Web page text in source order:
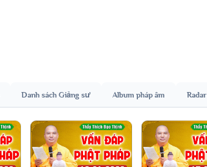
Danh sách Giảng sư Album pháp âm Radar